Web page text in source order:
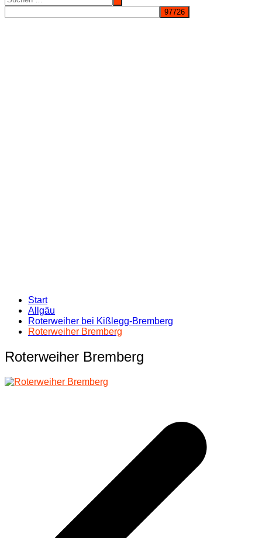
Start
Allgäu
Roterweiher bei Kißlegg-Bremberg
Roterweiher Bremberg
Roterweiher Bremberg